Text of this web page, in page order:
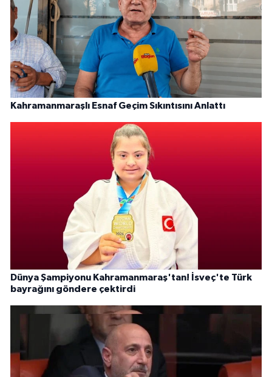
Kahramanmaraşlı Esnaf Geçim Sıkıntısını Anlattı
Dünya Şampiyonu Kahramanmaraş'tan! İsveç'te Türk
bayrağını göndere çektirdi